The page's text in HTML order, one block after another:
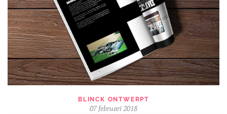
BLINCK ONTWERPT
07 februari 2018